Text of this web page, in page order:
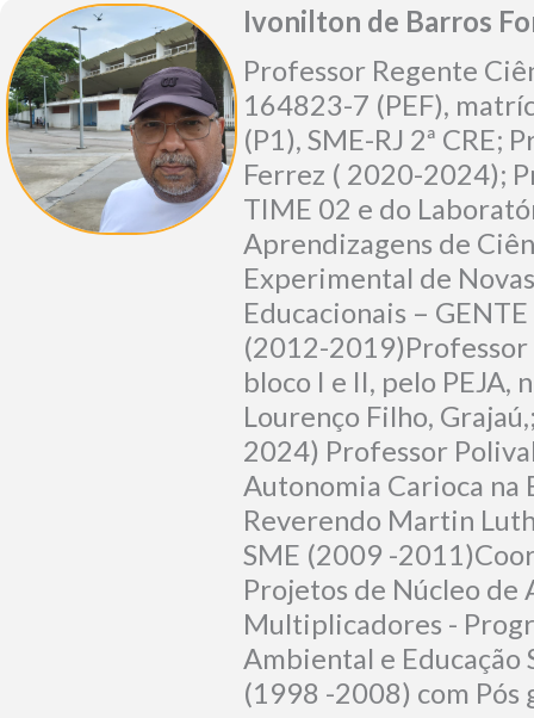
Ivonilton de Barros
Professor Regente
164823-7 (PEF),
(P1), SME-RJ 2ª CRE;
Ferrez ( 2020-2024);
TIME 02 e do
Aprendizagens de
Experimental de
Educacionais –
(2012-2019)Professor
bloco I e II, pelo PEJA,
Lourenço Filho,
2024) Professor
Autonomia Carioca na
Reverendo Martin
SME (2009 -
Projetos de Núcleo de
Multiplicadores -
Ambiental e Educação
(1998 -2008) com Pós